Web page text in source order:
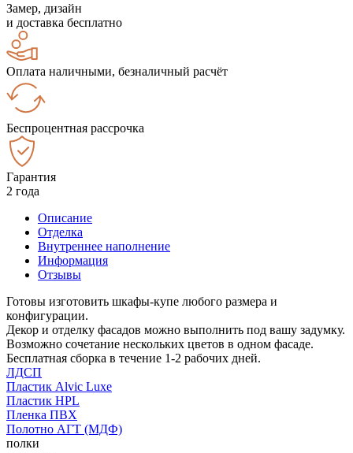
Замер, дизайн
и доставка бесплатно
Оплата наличными, безналичный расчёт
Беспроцентная рассрочка
Гарантия
2 года
Описание
Отделка
Внутреннее наполнение
Информация
Отзывы
Готовы изготовить шкафы-купе любого размера и
конфигурации.
Декор и отделку фасадов можно выполнить под вашу задумку.
Возможно сочетание нескольких цветов в одном фасаде.
Бесплатная сборка в течение 1-2 рабочих дней.
ЛДСП
Пластик Alvic Luxe
Пластик HPL
Пленка ПВХ
Полотно АГТ (МДФ)
полки